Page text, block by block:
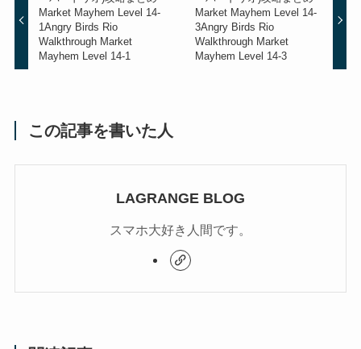
Market Mayhem Level 14-
1Angry Birds Rio
Walkthrough Market
Mayhem Level 14-1
Market Mayhem Level 14-
3Angry Birds Rio
Walkthrough Market
Mayhem Level 14-3
この記事を書いた人
LAGRANGE BLOG
スマホ大好き人間です。